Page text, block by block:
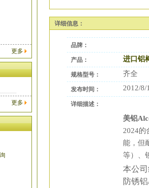
更多
更多
详细信息：
品牌：
产品： 进口铝
规格型号： 齐全
发布时间： 2012/8/
详细描述：
美铝
2024的
能，但
等）、
本公
防锈